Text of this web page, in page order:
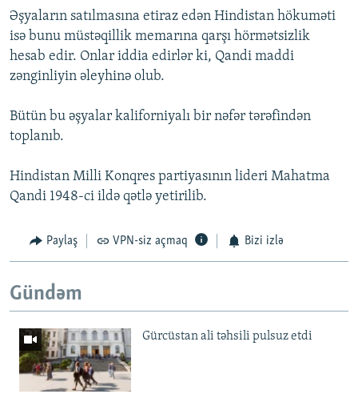
Əşyaların satılmasına etiraz edən Hindistan hökuməti
isə bunu müstəqillik memarına qarşı hörmətsizlik
hesab edir. Onlar iddia edirlər ki, Qandi maddi
zənginliyin əleyhinə olub.
Bütün bu əşyalar kaliforniyalı bir nəfər tərəfindən
toplanıb.
Hindistan Milli Konqres partiyasının lideri Mahatma
Qandi 1948-ci ildə qətlə yetirilib.
Paylaş VPN-siz açmaq Bizi izlə
Gündəm
Gürcüstan ali təhsili pulsuz etdi